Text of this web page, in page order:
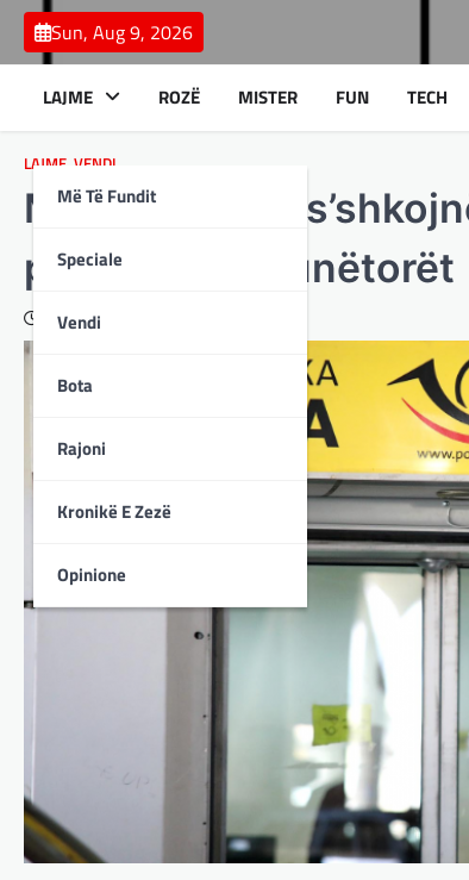
Skip
content
Sun, Aug 9, 2026
LAJME
Më Të Fundit
Speciale
Vendi
Bota
Rajoni
Kronikë E Zezë
Opinione
ROZË MISTER FUN TECH
LAJME VENDI
Marrin rrogë e
problem me punëtorët
February 4, 2024